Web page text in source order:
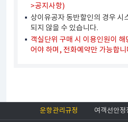
>공지사항)
상이유공자 동반할인의 경우 시
되지 않을 수 있습니다.
객실단위 구매 시 이용인원이 해
어야 하며, 전화예약만 가능합니
운항관리규정 여객선안정